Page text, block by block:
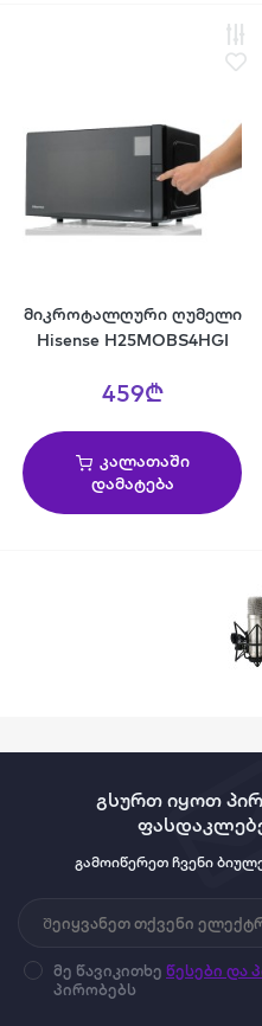
მიკროტალღური ღუმელი
Hisense H25MOBS4HGI
459₾
კალათაში
დამატება
გსურთ იყოთ
გამოიწერეთ ჩვენი
მე წავიკითხე წესები და
პირობებს